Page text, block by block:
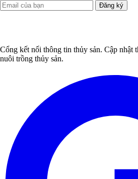
Đăng ký
Cổng kết nối thông tin thủy sản. Cập nhật
nuôi trồng thủy sản.